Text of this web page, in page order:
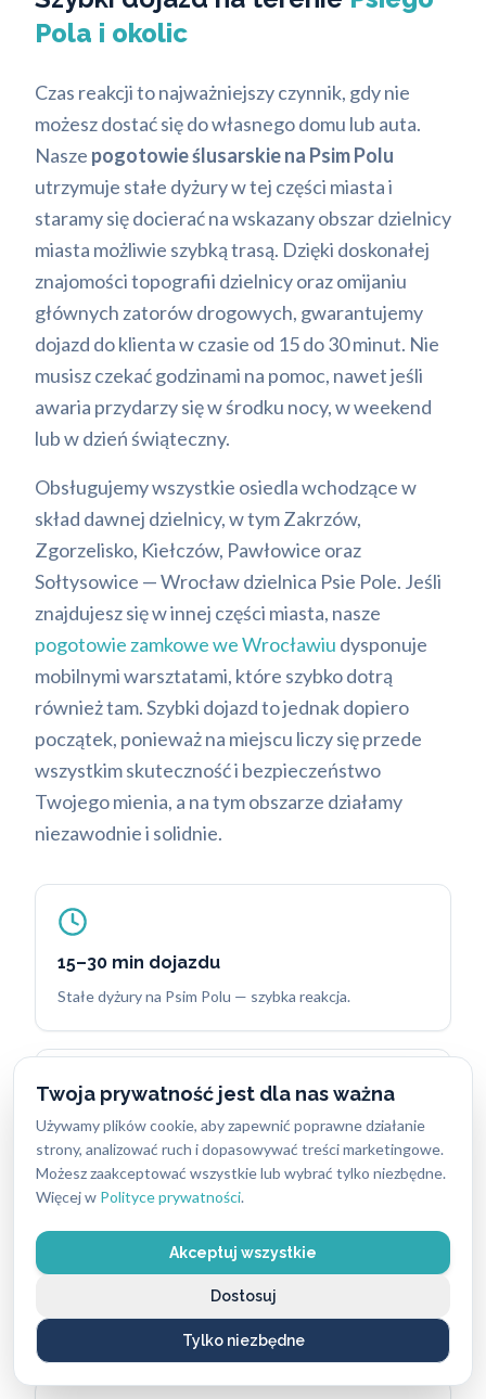
Twoja prywatność jest dla nas ważna
Używamy plików cookie, aby zapewnić poprawne działanie
strony, analizować ruch i dopasowywać treści marketingowe.
Możesz zaakceptować wszystkie lub wybrać tylko niezbędne.
Więcej w Polityce prywatności.
Akceptuj wszystkie
Tylko niezbędne
Dostosuj
Pola i okolic
Czas reakcji to najważniejszy czynnik, gdy nie
możesz dostać się do własnego domu lub auta.
Nasze pogotowie ślusarskie na Psim Polu
utrzymuje stałe dyżury w tej części miasta i
staramy się docierać na wskazany obszar dzielnicy
miasta możliwie szybką trasą. Dzięki doskonałej
znajomości topografii dzielnicy oraz omijaniu
głównych zatorów drogowych, gwarantujemy
dojazd do klienta w czasie od 15 do 30 minut. Nie
musisz czekać godzinami na pomoc, nawet jeśli
awaria przydarzy się w środku nocy, w weekend
lub w dzień świąteczny.
Obsługujemy wszystkie osiedla wchodzące w
skład dawnej dzielnicy, w tym Zakrzów,
Zgorzelisko, Kiełczów, Pawłowice oraz
Sołtysowice — Wrocław dzielnica Psie Pole. Jeśli
znajdujesz się w innej części miasta, nasze
pogotowie zamkowe we Wrocławiu dysponuje
mobilnymi warsztatami, które szybko dotrą
również tam. Szybki dojazd to jednak dopiero
początek, ponieważ na miejscu liczy się przede
wszystkim skuteczność i bezpieczeństwo
Twojego mienia, a na tym obszarze działamy
niezawodnie i solidnie.
15–30 min dojazdu
Stałe dyżury na Psim Polu — szybka reakcja.
30+ lat doświadczenia
Licencjonowani ślusarze ABC Zabezpieczeń.
Bez ukrytych kosztów